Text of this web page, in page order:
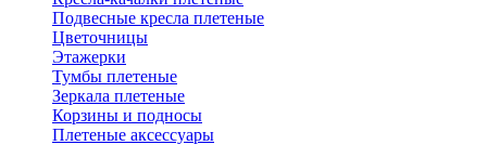
Подвесные кресла плетеные
Цветочницы
Этажерки
Тумбы плетеные
Зеркала плетеные
Корзины и подносы
Плетеные аксессуары